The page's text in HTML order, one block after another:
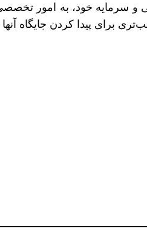
و سرمایه خود، به امور
پیدا کردن جایگاه آنها